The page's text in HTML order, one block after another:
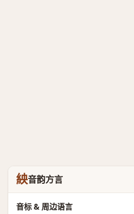
紻音韵方言
音标 & 周边语言